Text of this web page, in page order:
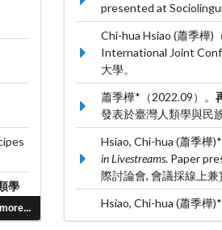
學
presented at
Chi-hua Hsiao (蕭季樺)
International Joint
大學。
蕭季樺*（2022.09）。
發表於臺灣人類學與民
Hsiao, Chi-hua (蕭季樺
in Livestreams. Paper
際討論會, 會議採線上
Hsiao, Chi-hua (蕭季樺
oneself.”. Paper